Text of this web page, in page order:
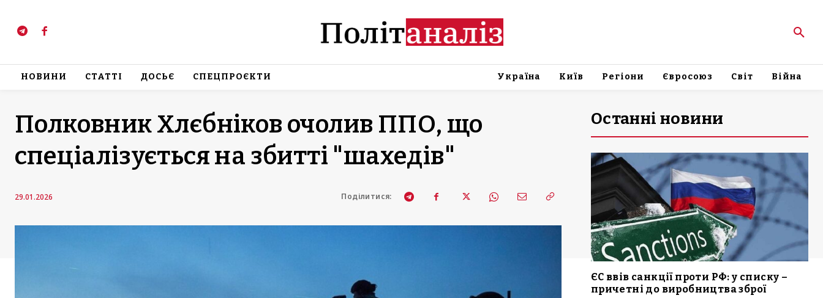
НОВИНИ СТАТТІ ДОСЬЄ СПЕЦПРОЄКТИ Україна Київ Регіони Євросоюз Світ Війна
Полковник Хлєбніков очолив ППО, що
спеціалізується на збитті "шахедів"
29.01.2026 Поділитися:
Останні новини
ЄС ввів санкції проти РФ: у списку –
причетні до виробництва зброї